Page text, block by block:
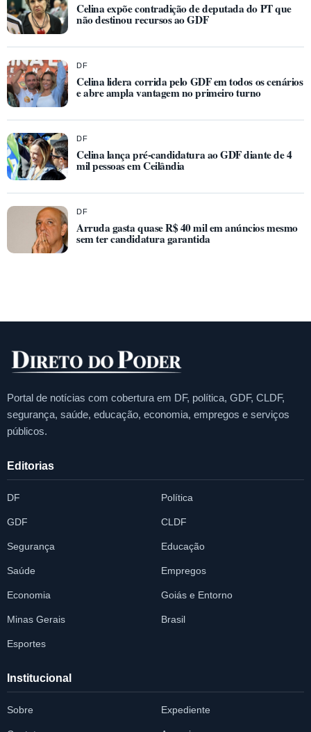
Celina expõe contradição de deputada do PT que
não destinou recursos ao GDF
DF
Celina lidera corrida pelo GDF em todos os cenários
e abre ampla vantagem no primeiro turno
DF
Celina lança pré-candidatura ao GDF diante de 4
mil pessoas em Ceilândia
DF
Arruda gasta quase R$ 40 mil em anúncios mesmo
sem ter candidatura garantida
Portal de notícias com cobertura em DF, política, GDF, CLDF,
segurança, saúde, educação, economia, empregos e serviços
públicos.
Editorias
DF Política
GDF CLDF
Segurança Educação
Saúde Empregos
Economia Goiás e Entorno
Minas Gerais Brasil
Esportes
Institucional
Sobre Expediente